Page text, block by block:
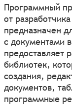
Программный
от
предназначен
с документами
предоставляет
библиотек,
создания,
документов,
программные